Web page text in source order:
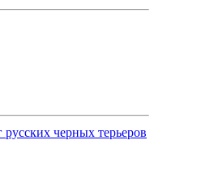
черных терьеров